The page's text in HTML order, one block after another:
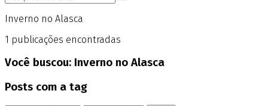
Inverno no Alasca
1 publicações encontradas
Você buscou: Inverno no Alasca
Posts com a tag